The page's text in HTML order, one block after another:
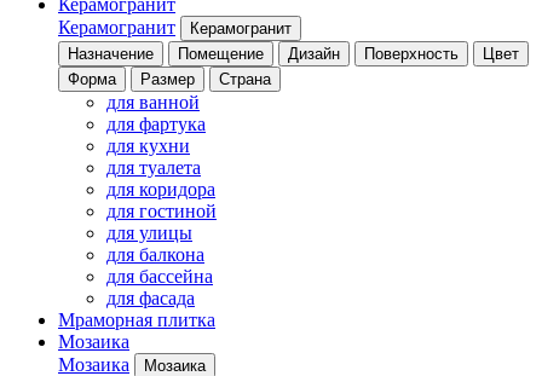
Керамогранит
Керамогранит
Керамогранит
Назначение
Помещение Дизайн Поверхность
Цвет
Форма
Размер Страна
для ванной
для фартука
для кухни
для туалета
для коридора
для гостиной
для улицы
для балкона
для бассейна
для фасада
Мраморная плитка
Мозаика
Мозаика
Мозаика